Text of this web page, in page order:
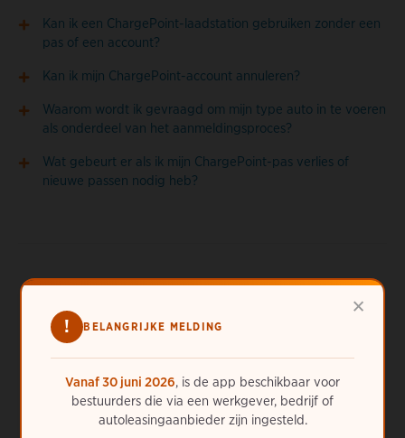
×
! BELANGRIJKE MELDING
Vanaf 30 juni 2026, is de app beschikbaar voor
bestuurders die via een werkgever, bedrijf of
autoleasingaanbieder zijn ingesteld.
Kan ik een ChargePoint-laadstation gebruiken zonder een
pas of een account?
Kan ik mijn ChargePoint-account annuleren?
Waarom wordt ik gevraagd om mijn type auto in te voeren
als onderdeel van het aanmeldingsproces?
Wat gebeurt er als ik mijn ChargePoint-pas verlies of
nieuwe passen nodig heb?
ChargePoint staat altijd voor u klaar. Bel ons 24/7 op
(20) 6545372ofvraag online hulp.